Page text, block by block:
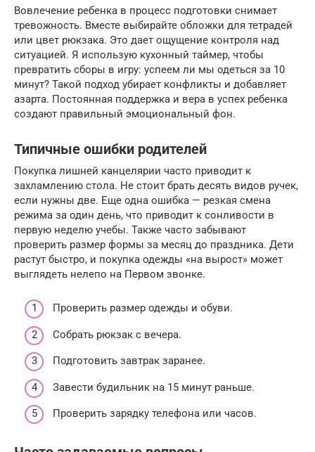
Вовлечение ребенка в процесс подготовки снимает
тревожность. Вместе выбирайте обложки для тетрадей
или цвет рюкзака. Это дает ощущение контроля над
ситуацией. Я использую кухонный таймер, чтобы
превратить сборы в игру: успеем ли мы одеться за 10
минут? Такой подход убирает конфликты и добавляет
азарта. Постоянная поддержка и вера в успех ребенка
создают правильный эмоциональный фон.
Типичные ошибки родителей
Покупка лишней канцелярии часто приводит к
захламлению стола. Не стоит брать десять видов ручек,
если нужны две. Еще одна ошибка — резкая смена
режима за один день, что приводит к сонливости в
первую неделю учебы. Также часто забывают
проверить размер формы за месяц до праздника. Дети
растут быстро, и покупка одежды «на вырост» может
выглядеть нелепо на Первом звонке.
Проверить размер одежды и обуви.
Собрать рюкзак с вечера.
Подготовить завтрак заранее.
Завести будильник на 15 минут раньше.
Проверить зарядку телефона или часов.